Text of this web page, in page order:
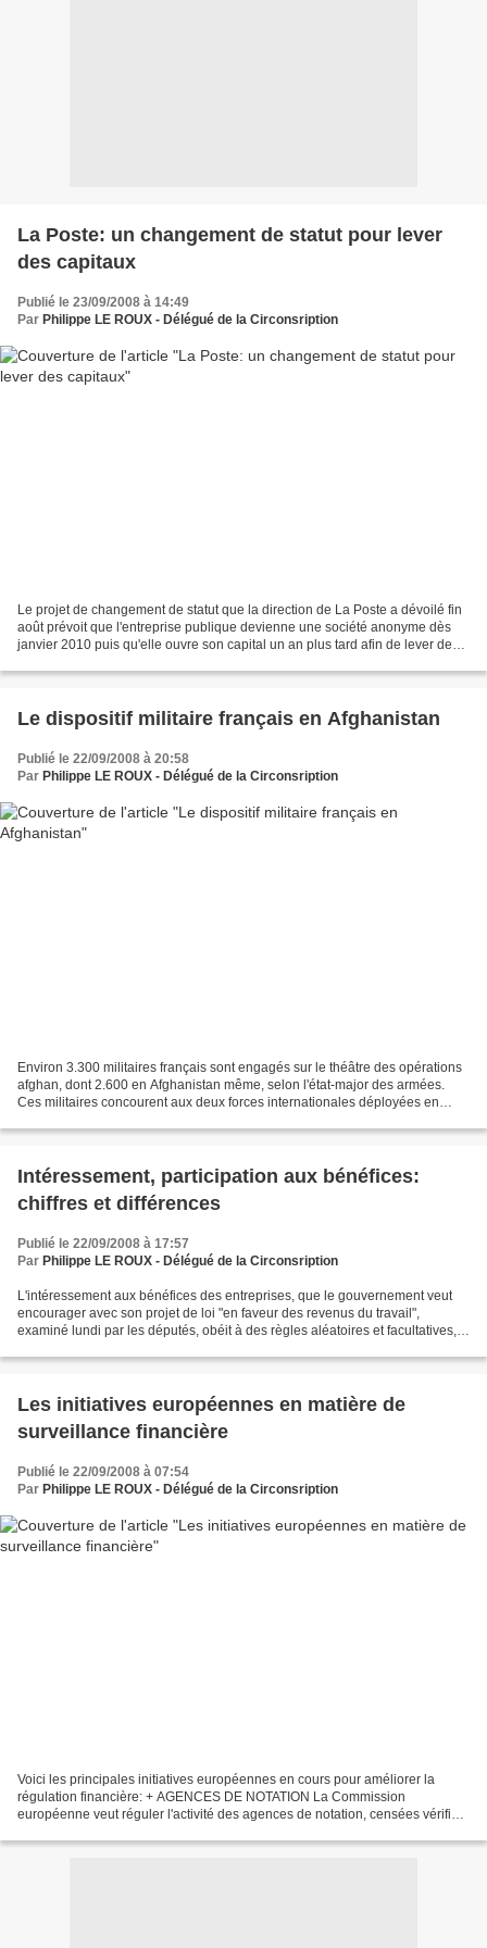
La Poste: un changement de statut pour lever
des capitaux
Publié le 23/09/2008 à 14:49
Par Philippe LE ROUX - Délégué de la Circonsription
Le projet de changement de statut que la direction de La Poste a dévoilé fin
août prévoit que l'entreprise publique devienne une société anonyme dès
janvier 2010 puis qu'elle ouvre son capital un an plus tard afin de lever des
Le dispositif militaire français en Afghanistan
Publié le 22/09/2008 à 20:58
Par Philippe LE ROUX - Délégué de la Circonsription
Environ 3.300 militaires français sont engagés sur le théâtre des opérations
afghan, dont 2.600 en Afghanistan même, selon l'état-major des armées.
Ces militaires concourent aux deux forces internationales déployées en
Intéressement, participation aux bénéfices:
chiffres et différences
Publié le 22/09/2008 à 17:57
Par Philippe LE ROUX - Délégué de la Circonsription
L'intéressement aux bénéfices des entreprises, que le gouvernement veut
encourager avec son projet de loi "en faveur des revenus du travail",
examiné lundi par les députés, obéit à des règles aléatoires et facultatives,
Les initiatives européennes en matière de
surveillance financière
Publié le 22/09/2008 à 07:54
Par Philippe LE ROUX - Délégué de la Circonsription
Voici les principales initiatives européennes en cours pour améliorer la
régulation financière: + AGENCES DE NOTATION La Commission
européenne veut réguler l'activité des agences de notation, censées vérifier